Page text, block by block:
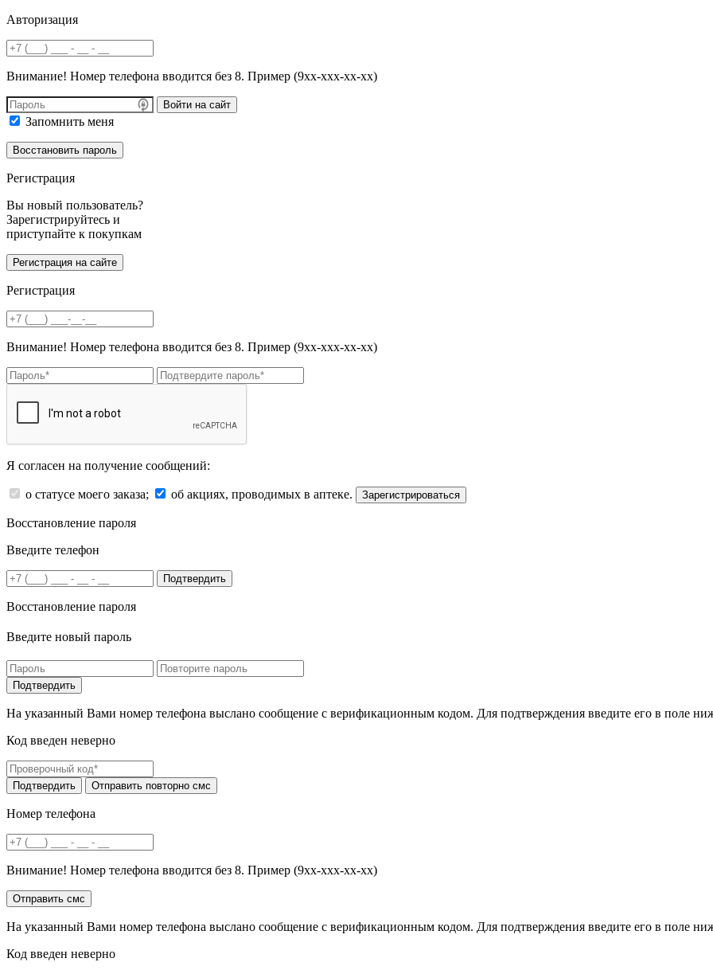
Авторизация
Внимание! Номер телефона вводится без 8. Пример (9хх-ххх-хх-хх)
Войти на сайт
Запомнить меня
Регистрация
Вы новый пользователь?
Зарегистрируйтесь и
приступайте к покупкам
Регистрация
Внимание! Номер телефона вводится без 8. Пример (9хх-ххх-хх-хх)
Я согласен на получение сообщений:
о статусе моего заказа; об акциях, проводимых в аптеке. Зарегистрироваться
Восстановление пароля
Введите телефон
Подтвердить
Восстановление пароля
Введите новый пароль
На указанный Вами номер телефона выслано сообщение с верификационным кодом. Для подтверждения введите его в поле
Код введен неверно
Номер телефона
Внимание! Номер телефона вводится без 8. Пример (9хх-ххх-хх-хх)
На указанный Вами номер телефона выслано сообщение с верификационным кодом. Для подтверждения введите его в поле
Код введен неверно